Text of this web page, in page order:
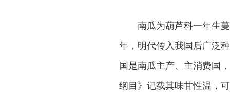
南瓜为葫芦科一年生
年，明代传入我国后广泛
国是南瓜主产、主消费国
纲目》记载其味甘性温，